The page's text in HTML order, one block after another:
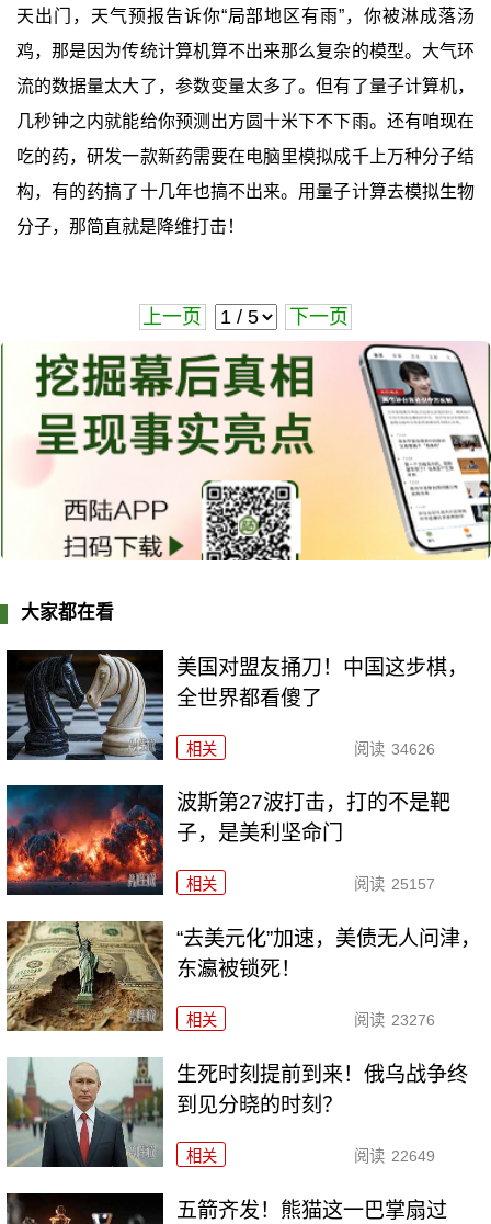
天出门，天气预报告诉你“局部地区有雨”，你被淋成落汤
鸡，那是因为传统计算机算不出来那么复杂的模型。大气环
流的数据量太大了，参数变量太多了。但有了量子计算机，
几秒钟之内就能给你预测出方圆十米下不下雨。还有咱现在
吃的药，研发一款新药需要在电脑里模拟成千上万种分子结
构，有的药搞了十几年也搞不出来。用量子计算去模拟生物
分子，那简直就是降维打击！
上一页 下一页
大家都在看
美国对盟友捅刀！中国这步棋，
全世界都看傻了
相关 阅读 34626
波斯第27波打击，打的不是靶
子，是美利坚命门
相关 阅读 25157
“去美元化”加速，美债无人问津，
东瀛被锁死！
相关 阅读 23276
生死时刻提前到来！俄乌战争终
到见分晓的时刻？
相关 阅读 22649
五箭齐发！熊猫这一巴掌扇过